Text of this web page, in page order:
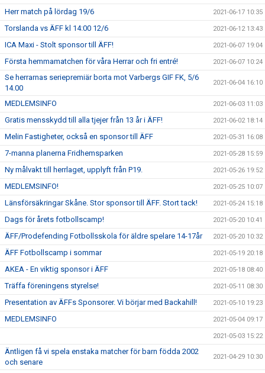
Herr match på lördag 19/6 2021-06-17 10:35
Torslanda vs ÄFF kl 14:00 12/6 2021-06-12 13:43
ICA Maxi - Stolt sponsor till ÄFF! 2021-06-07 19:04
Första hemmamatchen för våra Herrar och fri entré! 2021-06-07 10:24
Se herrarnas seriepremiär borta mot Varbergs GIF FK, 5/6
14.00
2021-06-04 16:10
MEDLEMSINFO 2021-06-03 11:03
Gratis mensskydd till alla tjejer från 13 år i ÄFF! 2021-06-02 18:14
Melin Fastigheter, också en sponsor till ÄFF 2021-05-31 16:08
7-manna planerna Fridhemsparken 2021-05-28 15:59
Ny målvakt till herrlaget, upplyft från P19. 2021-05-26 19:52
MEDLEMSINFO! 2021-05-25 10:07
Länsförsäkringar Skåne. Stor sponsor till ÄFF. Stort tack! 2021-05-24 15:18
Dags för årets fotbollscamp! 2021-05-20 10:41
ÄFF/Prodefending Fotbollsskola för äldre spelare 14-17år 2021-05-20 10:32
ÄFF Fotbollscamp i sommar 2021-05-19 20:18
AKEA - En viktig sponsor i ÄFF 2021-05-18 08:40
Träffa föreningens styrelse! 2021-05-11 08:30
Presentation av ÄFFs Sponsorer. Vi börjar med Backahill! 2021-05-10 19:23
MEDLEMSINFO 2021-05-04 09:17
2021-05-03 15:22
Äntligen få vi spela enstaka matcher för barn födda 2002
och senare
2021-04-29 10:30